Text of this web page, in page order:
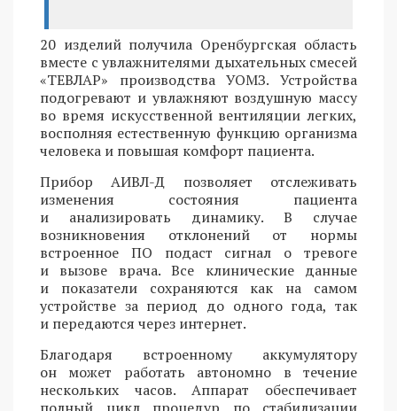
20 изделий получила Оренбургская область
вместе с увлажнителями дыхательных смесей
«ТЕВЛАР» производства УОМЗ. Устройства
подогревают и увлажняют воздушную массу
во время искусственной вентиляции легких,
восполняя естественную функцию организма
человека и повышая комфорт пациента.
Прибор АИВЛ-Д позволяет отслеживать
изменения состояния пациента
и анализировать динамику. В случае
возникновения отклонений от нормы
встроенное ПО подаст сигнал о тревоге
и вызове врача. Все клинические данные
и показатели сохраняются как на самом
устройстве за период до одного года, так
и передаются через интернет.
Благодаря встроенному аккумулятору
он может работать автономно в течение
нескольких часов. Аппарат обеспечивает